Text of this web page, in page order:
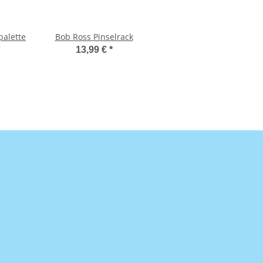
Bob Ross Pinselrack
13,99 € *